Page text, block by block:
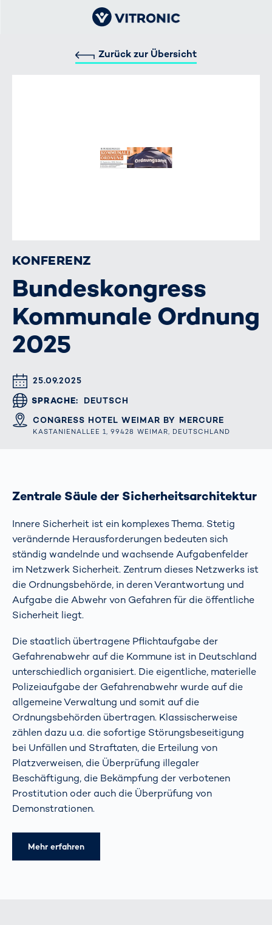
Zurück zur Übersicht
KONFERENZ
Bundeskongress
Kommunale Ordnung
2025
DATUM & UHRZEIT
25.09.2025
SPRACHE
DEUTSCH
ORT
CONGRESS HOTEL WEIMAR BY MERCURE
KASTANIENALLEE 1, 99428 WEIMAR, DEUTSCHLAND
Zentrale Säule der Sicherheitsarchitektur
Innere Sicherheit ist ein komplexes Thema. Stetig
verändernde Herausforderungen bedeuten sich
ständig wandelnde und wachsende Aufgabenfelder
im Netzwerk Sicherheit. Zentrum dieses Netzwerks ist
die Ordnungsbehörde, in deren Verantwortung und
Aufgabe die Abwehr von Gefahren für die öffentliche
Sicherheit liegt.
Die staatlich übertragene Pflichtaufgabe der
Gefahrenabwehr auf die Kommune ist in Deutschland
unterschiedlich organisiert. Die eigentliche, materielle
Polizeiaufgabe der Gefahrenabwehr wurde auf die
allgemeine Verwaltung und somit auf die
Ordnungsbehörden übertragen. Klassischerweise
zählen dazu u.a. die sofortige Störungsbeseitigung
bei Unfällen und Straftaten, die Erteilung von
Platzverweisen, die Überprüfung illegaler
Beschäftigung, die Bekämpfung der verbotenen
Prostitution oder auch die Überprüfung von
Demonstrationen.
Mehr erfahren